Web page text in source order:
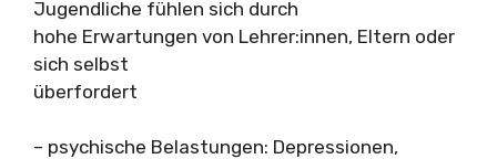
Jugendliche fühlen sich durch
hohe Erwartungen von Lehrer:innen, Eltern oder
sich selbst
überfordert
– psychische Belastungen: Depressionen,